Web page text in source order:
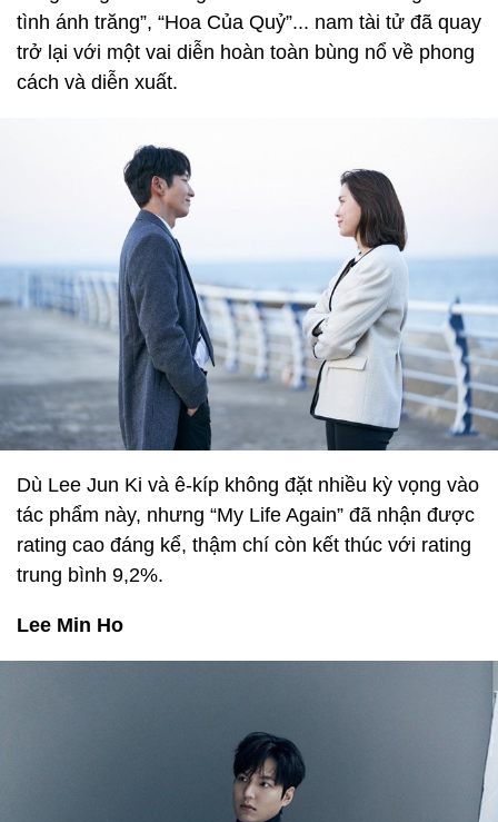
tình ánh trăng”, “Hoa Của Quỷ”... nam tài tử đã quay
trở lại với một vai diễn hoàn toàn bùng nổ về phong
cách và diễn xuất.
Dù Lee Jun Ki và ê-kíp không đặt nhiều kỳ vọng vào
tác phẩm này, nhưng “My Life Again” đã nhận được
rating cao đáng kể, thậm chí còn kết thúc với rating
trung bình 9,2%.
Lee Min Ho